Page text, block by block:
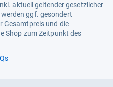
aktuell geltender gesetzlicher
ggf. gesondert
Gesamtpreis und die
Shop zum Zeitpunkt des